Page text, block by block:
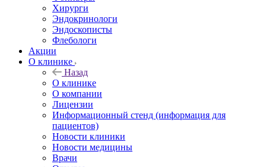
Хирурги
Эндокринологи
Эндоскописты
Флебологи
Акции
О клинике
Назад
О клинике
О компании
Лицензии
Информационный стенд (информация для
пациентов)
Новости клиники
Новости медицины
Врачи